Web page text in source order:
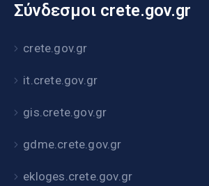
Σύνδεσμοι crete.gov.gr
crete.gov.gr
it.crete.gov.gr
gis.crete.gov.gr
gdme.crete.gov.gr
ekloges.crete.gov.gr